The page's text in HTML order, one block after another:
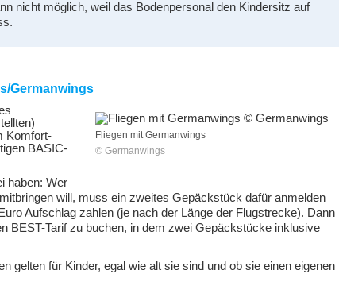
nicht möglich, weil das Bodenpersonal den Kindersitz auf
Germanwings
Fliegen mit Germanwings
© Germanwings
Komfort-
BASIC-
haben: Wer
will, muss ein zweites Gepäckstück dafür anmelden
Aufschlag zahlen (je nach der Länge der Flugstrecke). Dann
BEST-Tarif zu buchen, in dem zwei Gepäckstücke inklusive
gelten für Kinder, egal wie alt sie sind und ob sie einen eigenen